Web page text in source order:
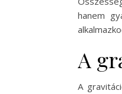
hanem
A
A